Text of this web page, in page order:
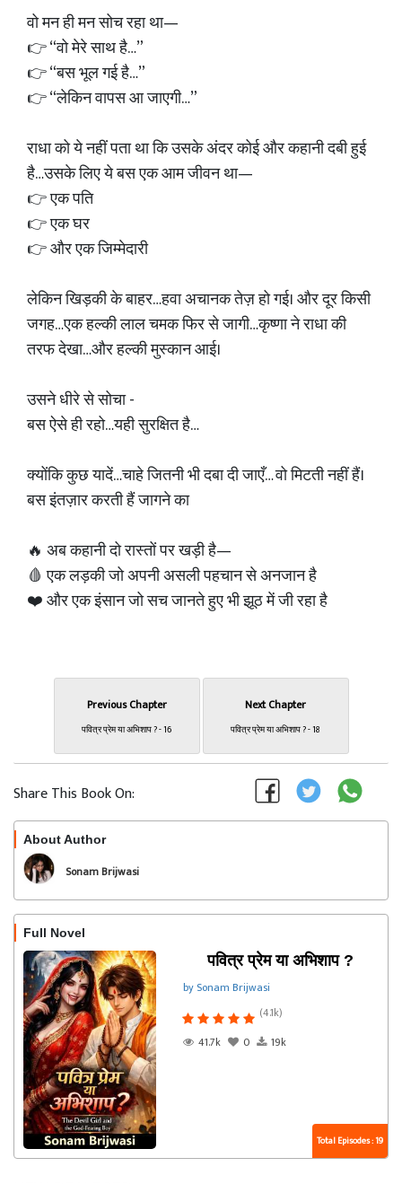
वो मन ही मन सोच रहा था—
👉 “वो मेरे साथ है…”
👉 “बस भूल गई है…”
👉 “लेकिन वापस आ जाएगी…”
राधा को ये नहीं पता था कि उसके अंदर कोई और कहानी दबी हुई
है…उसके लिए ये बस एक आम जीवन था—
👉 एक पति
👉 एक घर
👉 और एक जिम्मेदारी
लेकिन खिड़की के बाहर…हवा अचानक तेज़ हो गई। और दूर किसी
जगह…एक हल्की लाल चमक फिर से जागी…कृष्णा ने राधा की
तरफ देखा…और हल्की मुस्कान आई।
उसने धीरे से सोचा -
बस ऐसे ही रहो…यही सुरक्षित है…
क्योंकि कुछ यादें…चाहे जितनी भी दबा दी जाएँ… वो मिटती नहीं हैं।
बस इंतज़ार करती हैं जागने का
🔥 अब कहानी दो रास्तों पर खड़ी है—
🩸 एक लड़की जो अपनी असली पहचान से अनजान है
❤️ और एक इंसान जो सच जानते हुए भी झूठ में जी रहा है
Previous Chapter
पवित्र प्रेम या अभिशाप ? - 16
Next Chapter
पवित्र प्रेम या अभिशाप ? - 18
Share This Book On:
About Author
Sonam Brijwasi
Full Novel
पवित्र प्रेम या अभिशाप ?
by Sonam Brijwasi
(4.1k)
41.7k
0 19k
Total Episodes : 19